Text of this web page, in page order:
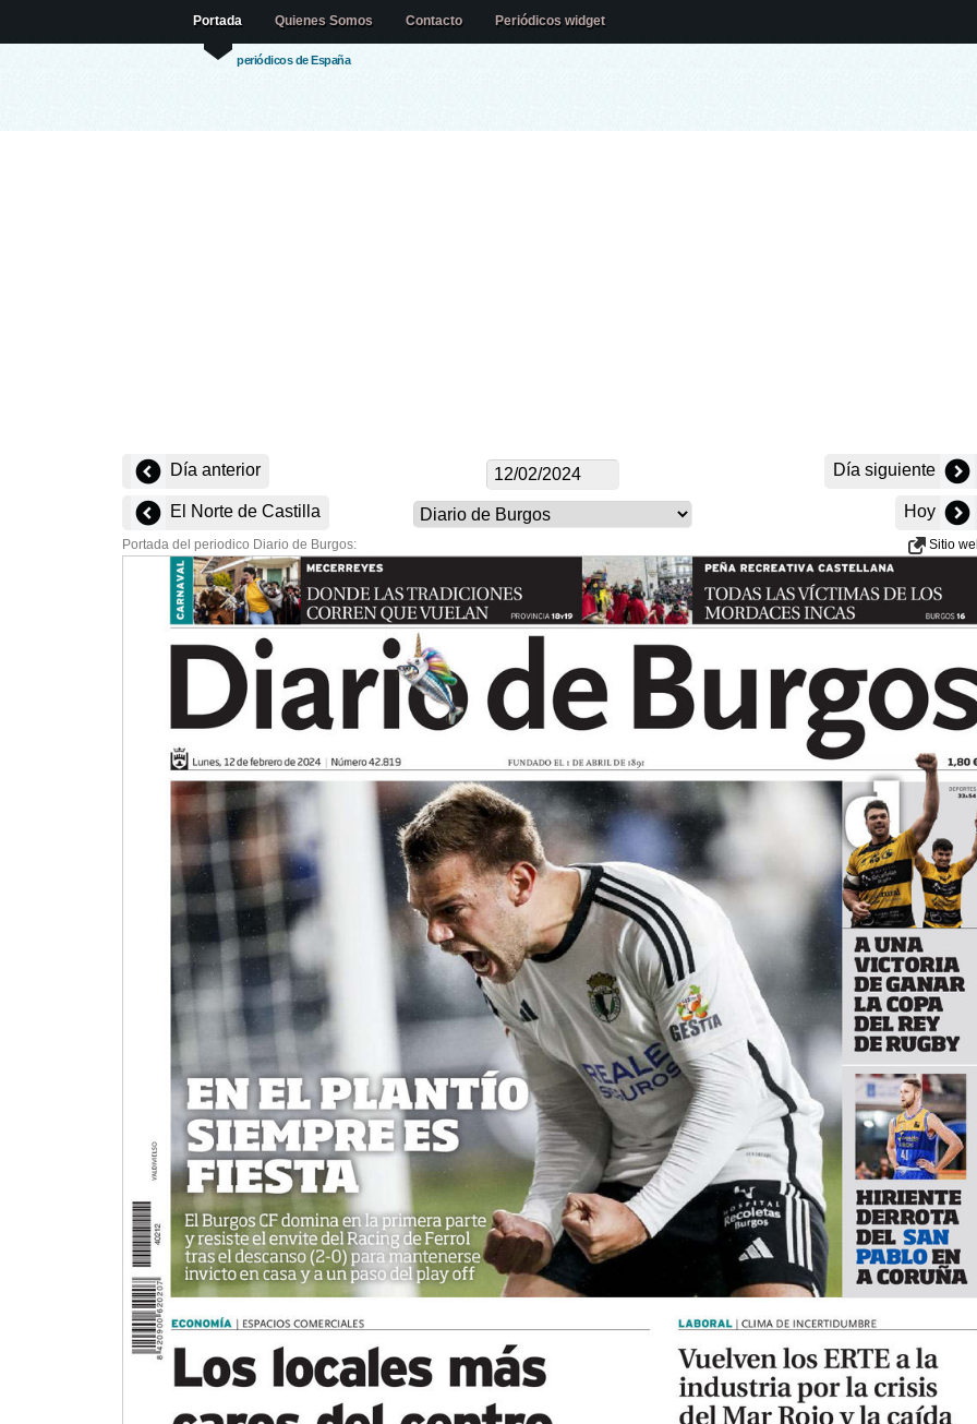
periódicos de España
Portada Quienes Somos Contacto Periódicos widget
Día anterior Día siguiente
El Norte de Castilla Hoy
Portada del periodico Diario de Burgos: Sitio